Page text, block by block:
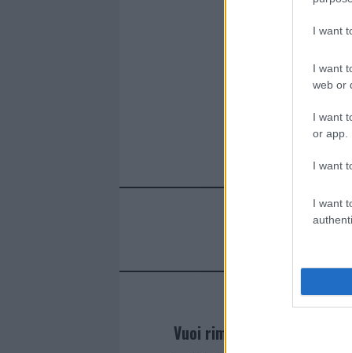
I want
I want
web or
I want
or app.
I want
I want
Vuoi rimanere sempre